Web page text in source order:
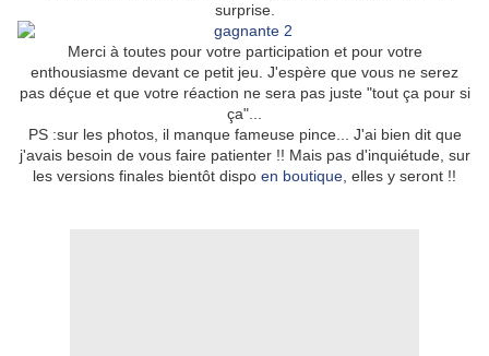
surprise.
Merci à toutes pour votre participation et pour votre
enthousiasme devant ce petit jeu. J'espère que vous ne serez
pas déçue et que votre réaction ne sera pas juste "tout ça pour si
ça"...
PS :sur les photos, il manque fameuse pince... J'ai bien dit que
j'avais besoin de vous faire patienter !! Mais pas d'inquiétude, sur
les versions finales bientôt dispo en boutique , elles y seront !!